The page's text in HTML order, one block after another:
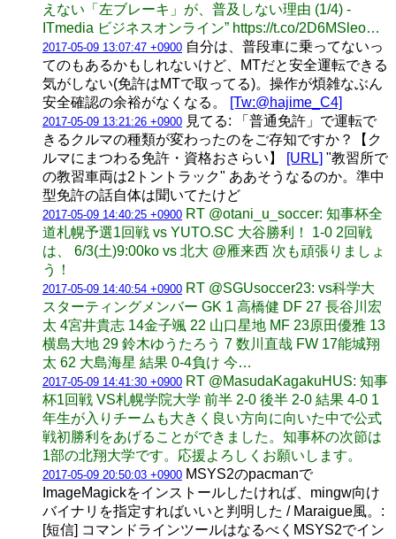
えない「左ブレーキ」が、普及しない理由 (1/4) -
ITmedia ビジネスオンライン” https://t.co/2D6MSleo…
2017-05-09 13:07:47 +0900 自分は、普段車に乗ってないっ
てのもあるかもしれないけど、MTだと安全運転できる
気がしない(免許はMTで取ってる)。操作が煩雑なぶん
安全確認の余裕がなくなる。
[Tw:@hajime_C4]
2017-05-09 13:21:26 +0900 見てる: 「普通免許」で運転で
きるクルマの種類が変わったのをご存知ですか？【ク
ルマにまつわる免許・資格おさらい】
[URL] "教習所で
の教習車両は2トントラック" ああそうなるのか。準中
型免許の話自体は聞いてたけど
2017-05-09 14:40:25 +0900 RT @otani_u_soccer: 知事杯全
道札幌予選1回戦 vs YUTO.SC 大谷勝利！ 1-0 2回戦
は、 6/3(土)9:00ko vs 北大 @雁来西 次も頑張りましょ
う！
2017-05-09 14:40:54 +0900 RT @SGUsoccer23: vs科学大
スターティングメンバー GK 1 高橋健 DF 27 長谷川宏
太 4宮井貴志 14金子颯 22 山口星地 MF 23原田優雅 13
横島大地 29 鈴木ゆうたろう 7 数川直哉 FW 17能城翔
太 62 大島海星 結果 0-4負け 今…
2017-05-09 14:41:30 +0900 RT @MasudaKagakuHUS: 知事
杯1回戦 VS札幌学院大学 前半 2-0 後半 2-0 結果 4-0 1
年生が入りチームも大きく良い方向に向いた中で公式
戦初勝利をあげることができました。知事杯の次節は
1部の北翔大学です。応援よろしくお願いします。
2017-05-09 20:50:03 +0900 MSYS2のpacmanで
ImageMagickをインストールしたければ、mingw向け
バイナリを指定すればいいと判明した / Maraigue風。:
[短信] コマンドラインツールはなるべくMSYS2でイン